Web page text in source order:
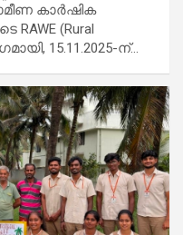
കാർഷിക
(Rural
15.11.2025-ന്…